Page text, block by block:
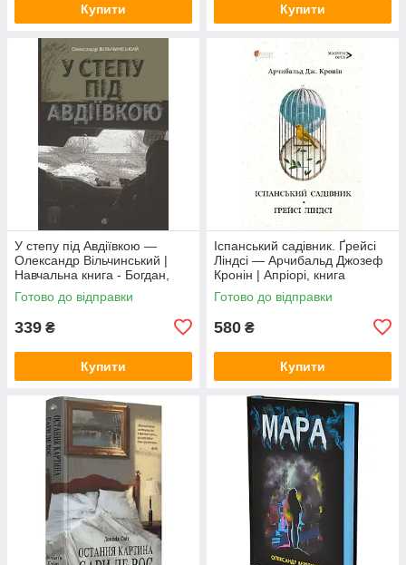
Купити Купити
У степу під Авдіївкою —
Олександр Вільчинський |
Навчальна книга - Богдан,
книга українською, нова,
тверда
Готово до відправки
339 ₴
Купити
Іспанський садівник. Ґрейсі
Ліндсі — Арчибальд Джозеф
Кронін | Апріорі, книга
українською, нова, тверда
Готово до відправки
580 ₴
Купити